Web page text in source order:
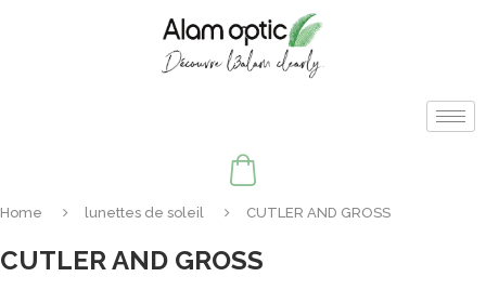
Home lunettes de soleil CUTLER AND GROSS
CUTLER AND GROSS